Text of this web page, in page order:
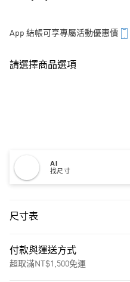
App 結帳可享專屬活動優惠價
請選擇商品選項
AI
找尺寸
尺寸表
付款與運送方式
超取滿NT$1,500免運